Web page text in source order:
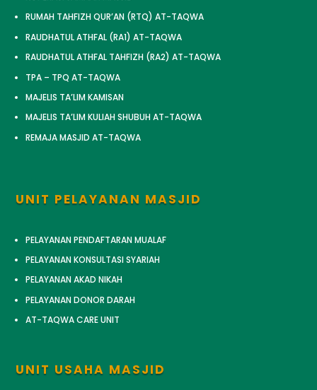
RUMAH TAHFIZH QUR’AN (RTQ) AT-TAQWA
RAUDHATUL ATHFAL (RA1) AT-TAQWA
RAUDHATUL ATHFAL TAHFIZH (RA2) AT-TAQWA
TPA – TPQ AT-TAQWA
MAJELIS TA’LIM KAMISAN
MAJELIS TA’LIM KULIAH SHUBUH AT-TAQWA
REMAJA MASJID AT-TAQWA
UNIT PELAYANAN MASJID
PELAYANAN PENDAFTARAN MUALAF
PELAYANAN KONSULTASI SYARIAH
PELAYANAN AKAD NIKAH
PELAYANAN DONOR DARAH
AT-TAQWA CARE UNIT
UNIT USAHA MASJID